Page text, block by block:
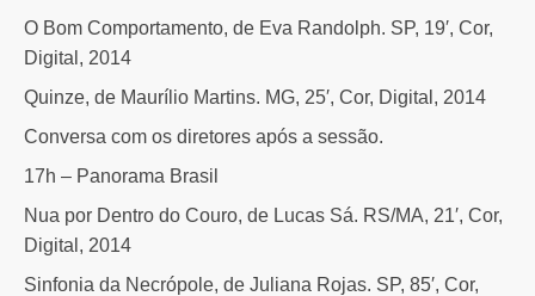
O Bom Comportamento, de Eva Randolph. SP, 19′, Cor,
Digital, 2014
Quinze, de Maurílio Martins. MG, 25′, Cor, Digital, 2014
Conversa com os diretores após a sessão.
17h – Panorama Brasil
Nua por Dentro do Couro, de Lucas Sá. RS/MA, 21′, Cor,
Digital, 2014
Sinfonia da Necrópole, de Juliana Rojas. SP, 85′, Cor,